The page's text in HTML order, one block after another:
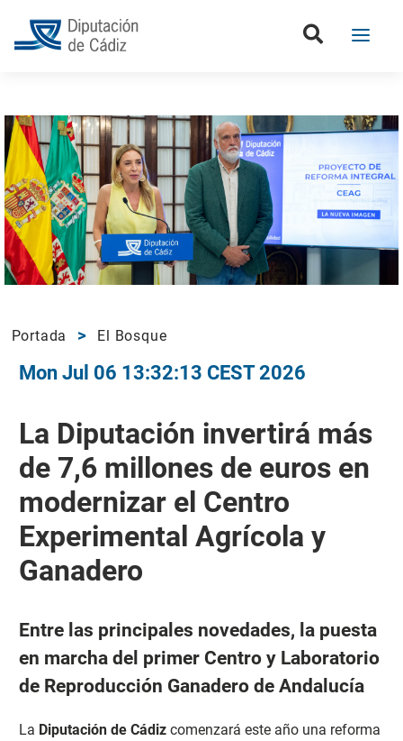
Portada El Bosque
Mon Jul 06 13:32:13 CEST 2026
La Diputación invertirá más
de 7,6 millones de euros en
modernizar el Centro
Experimental Agrícola y
Ganadero
Entre las principales novedades, la puesta
en marcha del primer Centro y Laboratorio
de Reproducción Ganadero de Andalucía
La Diputación de Cádizcomenzará este año una reforma